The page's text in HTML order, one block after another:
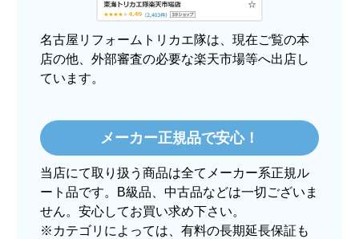
丁寧でした。
2025年12月24日 21:44
欲しい商品をスムーズに注文できましたか？
はい
ショップからの連絡や対応は適切でしたか？
はい
名古屋リフォームトリカエ隊は、現在ご覧の本
店の他、外部審査の必要な楽天市場等へ出店し
ています。
メーカー正規品で安心！
当店にて取り扱う商品は全てメーカー系正規ル
ート品です。B級品、中古品などは一切ございま
せん。安心してお買い求め下さい。
※カテゴリによっては、有料の長期延長保証も